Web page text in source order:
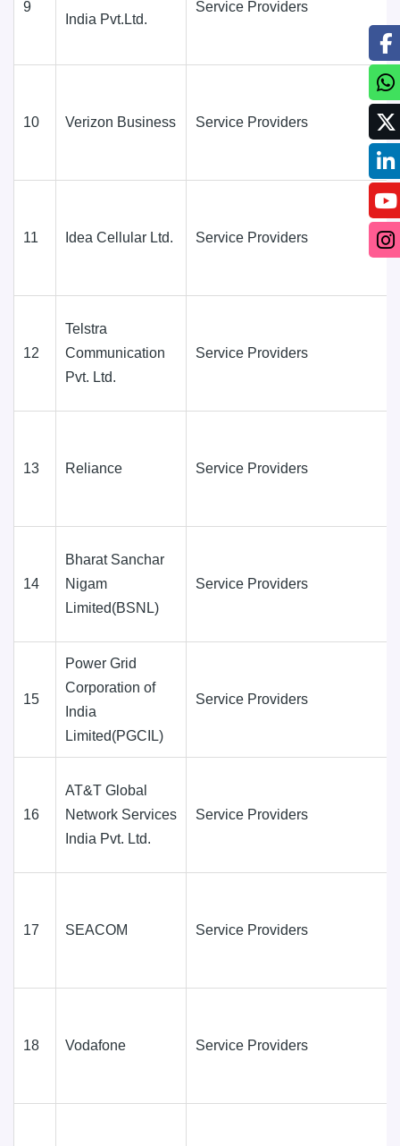
9
India Pvt.Ltd.
Service Providers
10 Verizon Business Service Providers
11 Idea Cellular Ltd. Service Providers
12
Telstra
Communication
Pvt. Ltd.
Service Providers
13 Reliance Service Providers
14
Bharat Sanchar
Nigam
Limited(BSNL)
Service Providers
15
Power Grid
Corporation of
India
Limited(PGCIL)
Service Providers
16
AT&T Global
Network Services
India Pvt. Ltd.
Service Providers
17 SEACOM Service Providers
18 Vodafone Service Providers